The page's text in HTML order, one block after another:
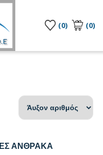
(0) (0)
ΑΝΘΡΑΚΑ